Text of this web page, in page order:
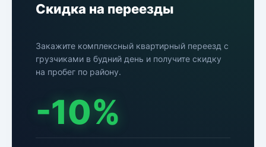
Скидка на переезды
Закажите комплексный квартирный переезд с
грузчиками в будний день и получите скидку
на пробег по району.
-10%